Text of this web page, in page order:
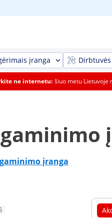
įranga
ne internetu: šiuo metu Lietuvoje
įranga